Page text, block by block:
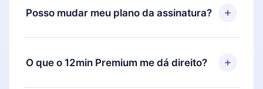
aproveitar nossa biblioteca. Se por algum motivo
não ficar satisfeito com nossa plataforma, basta
e solicitar o reembolso do valor. Você receberá
Posso mudar meu plano da assinatura?
Sim, mas a mudança só se aplicará a partir do
próximo período de cobrança. Por exemplo, se
você decidiu mudar sua assinatura mensal para
O que o 12min Premium me dá direito?